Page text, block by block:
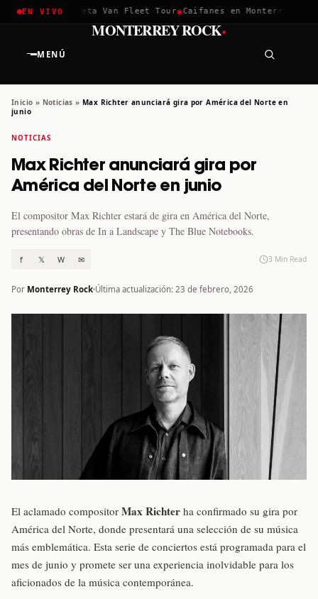
EN VIVO
2026 ✱Greta Van Fleet Tour✱Caifanes en Monterrey · 12
MENÚ
MONTERREY ROCK·
Inicio » Noticias » Max Richter anunciará gira por América del Norte en
junio
NOTICIAS
Max Richter anunciará gira por
América del Norte en junio
El compositor Max Richter estará de gira en América del Norte,
presentando obras de In a Landscape y The Blue Notebooks.
f 𝕏 W ✉ 3 Min Read
Por Monterrey Rock Última actualización: 23 de febrero, 2026
El aclamado compositor Max Richter ha confirmado su gira por
América del Norte, donde presentará una selección de su música
más emblemática. Esta serie de conciertos está programada para el
mes de junio y promete ser una experiencia inolvidable para los
aficionados de la música contemporánea.